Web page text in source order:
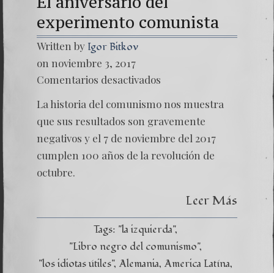
experimento comunista
Written by Igor Bitkov
on noviembre 3, 2017
Comentarios desactivados
La historia del comunismo nos muestra
que sus resultados son gravemente
negativos y el 7 de noviembre del 2017
cumplen 100 años de la revolución de
octubre.
Leer Más
Tags: "la izquierda"
"Libro negro del comunismo"
"los idiotas útiles" Alemania America Latína